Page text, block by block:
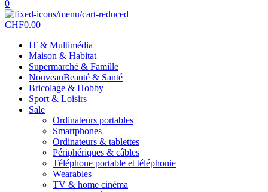
0
CHF0.00
IT & Multimédia
Maison & Habitat
Supermarché & Famille
NouveauBeauté & Santé
Bricolage & Hobby
Sport & Loisirs
Sale
Ordinateurs portables
Smartphones
Ordinateurs & tablettes
Périphériques & câbles
Téléphone portable et téléphonie
Wearables
TV & home cinéma